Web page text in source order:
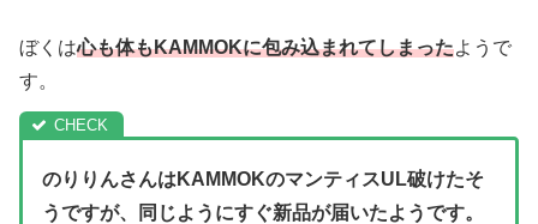
ぼくは心も体もKAMMOKに包み込まれてしまったようで
す。
のりりんさんはKAMMOKのマンティスUL破けたそ
うですが、同じようにすぐ新品が届いたようです。